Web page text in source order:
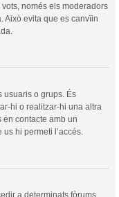
només els moderadors
Això evita que es canvïin
usuaris o grups. És
hi o realitzar-hi una altra
contacte amb un
hi permeti l’accés.
a determinats fòrums,